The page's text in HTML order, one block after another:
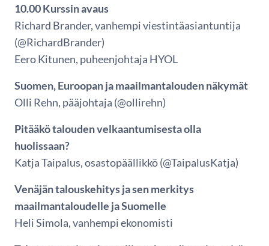
10.00 Kurssin avaus
Richard Brander, vanhempi viestintäasiantuntija
(@RichardBrander)
Eero Kitunen, puheenjohtaja HYOL
Suomen, Euroopan ja maailmantalouden näkymät
Olli Rehn, pääjohtaja (@ollirehn)
Pitääkö talouden velkaantumisesta olla
huolissaan?
Katja Taipalus, osastopäällikkö (@TaipalusKatja)
Venäjän talouskehitys ja sen merkitys
maailmantaloudelle ja Suomelle
Heli Simola, vanhempi ekonomisti